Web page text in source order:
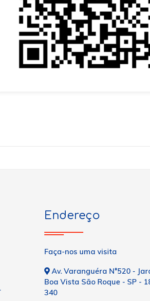
Endereço
Faça-nos uma visita
Av. Varanguéra N°520 -
Boa Vista São Roque - SP -
340